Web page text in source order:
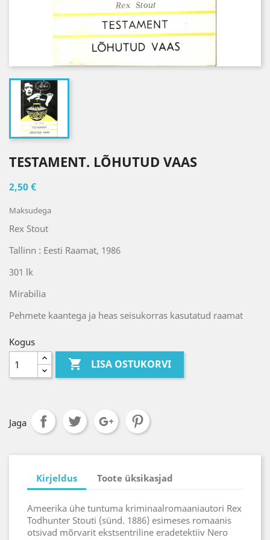
TESTAMENT. LÕHUTUD VAAS
2,50 €
Maksudega
Rex Stout
Tallinn : Eesti Raamat, 1986
301 lk
Mirabilia
Pehmete kaantega ja heas seisukorras kasutatud raamat
Kogus
 LISA OSTUKORVI
Jaga
Kirjeldus Toote üksikasjad
Ameerika ühe tuntuma kriminaalromaaniautori Rex
Todhunter Stouti (sünd. 1886) esimeses romaanis
otsivad mõrvarit ekstsentriline eradetektiiv Nero